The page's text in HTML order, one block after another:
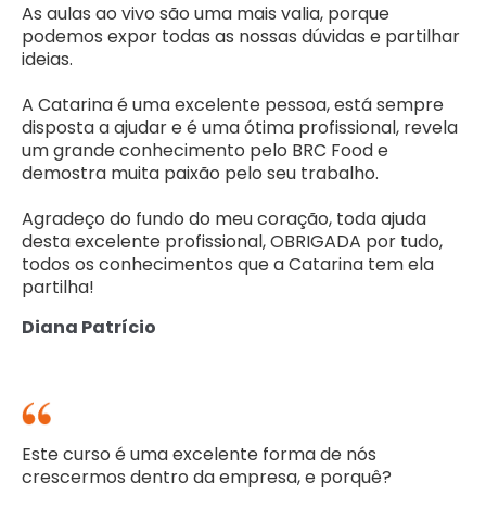
As aulas ao vivo são uma mais valia, porque
podemos expor todas as nossas dúvidas e partilhar
ideias.
A Catarina é uma excelente pessoa, está sempre
disposta a ajudar e é uma ótima profissional, revela
um grande conhecimento pelo BRC Food e
demostra muita paixão pelo seu trabalho.
Agradeço do fundo do meu coração, toda ajuda
desta excelente profissional, OBRIGADA por tudo,
todos os conhecimentos que a Catarina tem ela
partilha!
Diana Patrício
Este curso é uma excelente forma de nós
crescermos dentro da empresa, e porquê?